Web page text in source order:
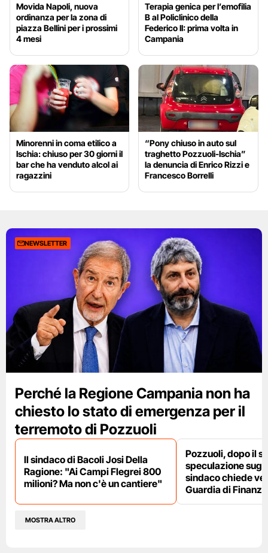
Movida Napoli, nuova
ordinanza per la zona di
piazza Bellini per i prossimi
4 mesi
Terapia genica per l’emofilia
B al Policlinico della
Federico II: prima volta in
Campania
Minorenni in coma etilico a
Ischia: chiuso per 30 giorni il
bar che ha venduto alcol ai
ragazzini
“Pony chiuso in auto sul
traghetto Pozzuoli-Ischia”
la denuncia di Enrico Rizzi e
Francesco Borrelli
NEWSLETTER
Perché la Regione Campania non ha
chiesto lo stato di emergenza per il
terremoto di Pozzuoli
Il sindaco di Bacoli Josi Della
Ragione: "Ai Campi Flegrei 800
milioni? Ma non c'è un cantiere"
Pozzuoli, dopo il
speculazione
sindaco chiede
Guardia di Finanza
MOSTRA ALTRO